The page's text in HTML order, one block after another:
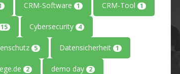
CRM-Software 1 CRM-Tool 1
15 Cybersecurity 4
5 Datensicherheit 1
2 demo day 2